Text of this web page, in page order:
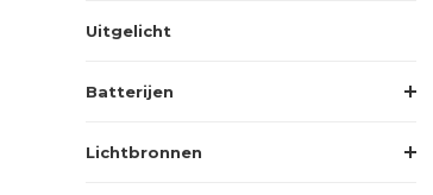
Uitgelicht
Batterijen
Lichtbronnen